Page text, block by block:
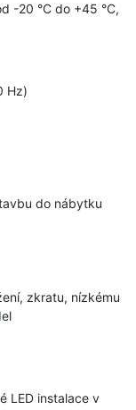
-20 °C do +45 °C,
Hz)
do nábytku
zkratu, nízkému
LED instalace v